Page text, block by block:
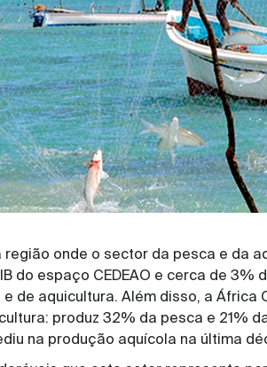
região onde o sector da pesca e da
do espaço CEDEAO e cerca de
de aquicultura. Além disso, a
produz 32% da pesca e 21%
na produção aquícola na última